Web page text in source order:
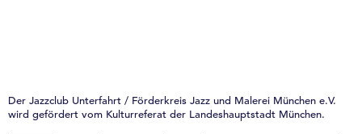
Der Jazzclub Unterfahrt / Förderkreis Jazz und Malerei München e.V.
wird gefördert vom Kulturreferat der Landeshauptstadt München.